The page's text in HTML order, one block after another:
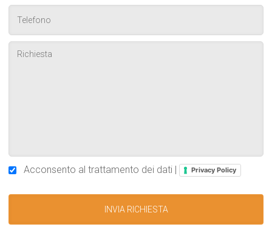
Acconsento al trattamento dei dati | Privacy Policy